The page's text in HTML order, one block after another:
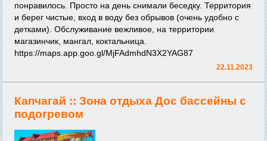
понравилось. Просто на день снимали беседку. Территория
и берег чистые, вход в воду без обрывов (очень удобно с
детками). Обслуживание вежливое, на территории
магазинчик, мангал, коктальница.
https://maps.app.goo.gl/MjFAdmhdN3X2YAG87
22.11.2023
Капчагай :: Зона отдыха Дос бассейны с
подогревом